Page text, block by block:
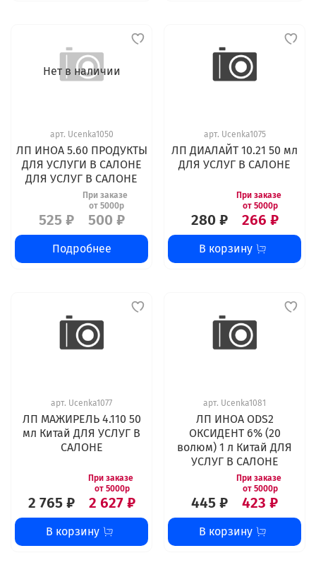
Нет в наличии
арт. Ucenka1050
ЛП ИНОА 5.60 ПРОДУКТЫ
ДЛЯ УСЛУГИ В САЛОНЕ
ДЛЯ УСЛУГ В САЛОНЕ
525 ₽ 500 ₽
Подробнее
арт. Ucenka1075
ЛП ДИАЛАЙТ 10.21 50 мл
ДЛЯ УСЛУГ В САЛОНЕ
280 ₽ 266 ₽
В корзину
арт. Ucenka1077
ЛП МАЖИРЕЛЬ 4.110 50
мл Китай ДЛЯ УСЛУГ В
САЛОНЕ
2 765 ₽ 2 627 ₽
В корзину
арт. Ucenka1081
ЛП ИНОА ODS2
ОКСИДЕНТ 6% (20
волюм) 1 л Китай ДЛЯ
УСЛУГ В САЛОНЕ
445 ₽ 423 ₽
В корзину